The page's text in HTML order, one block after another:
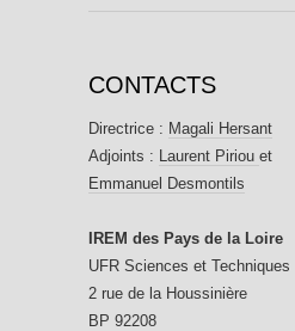
CONTACTS
Directrice : Magali Hersant
Adjoints : Laurent Piriou et
Emmanuel Desmontils
IREM des Pays de la Loire
UFR Sciences et Techniques
2 rue de la Houssinière
BP 92208